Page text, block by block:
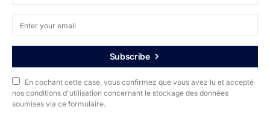
Subscribe
En cochant cette case, vous confirmez que vous avez lu et accepté
nos conditions d'utilisation concernant le stockage des données
soumises via ce formulaire.